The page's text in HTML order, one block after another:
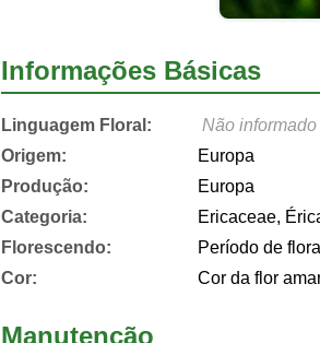
Informações Básicas
Linguagem Floral:
Não informado
Origem:
Europa
Produção:
Europa
Categoria:
Ericaceae,
Florescendo:
Período de
Cor:
Cor da flor
Manutenção